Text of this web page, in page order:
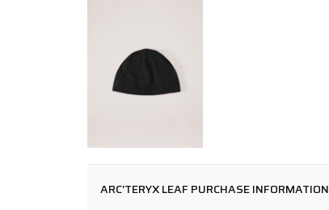
ARC'TERYX LEAF PURCHASE INFORMATION